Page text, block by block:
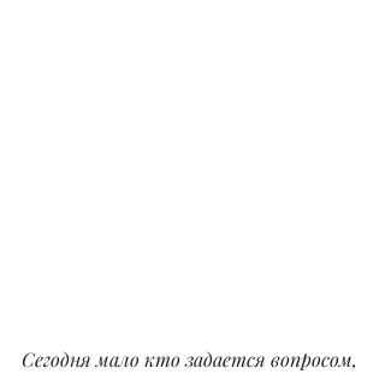
Сегодня мало кто задается вопросом,